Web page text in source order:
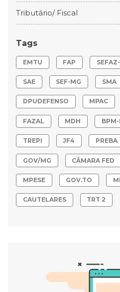
Tributário/ Fiscal
Tags
EMTU FAP
SAE SEF-MG SMA
DPUDEFENSO MPAC
FAZAL MDH BPM-
TREPI JF4 PREBA
GOV/MG CÂMARA FED
MPESE GOV.TO
CAUTELARES TRT 2